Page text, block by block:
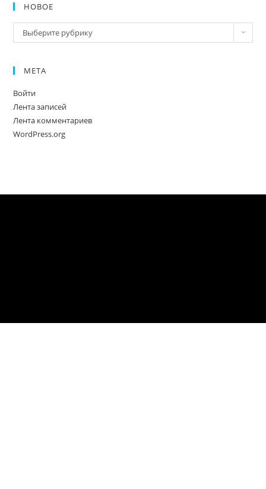
НОВОЕ
Новое
Выберите рубрику
МЕТА
Войти
Лента записей
Лента комментариев
WordPress.org